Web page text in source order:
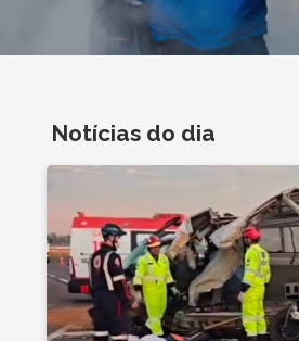
Notícias do dia